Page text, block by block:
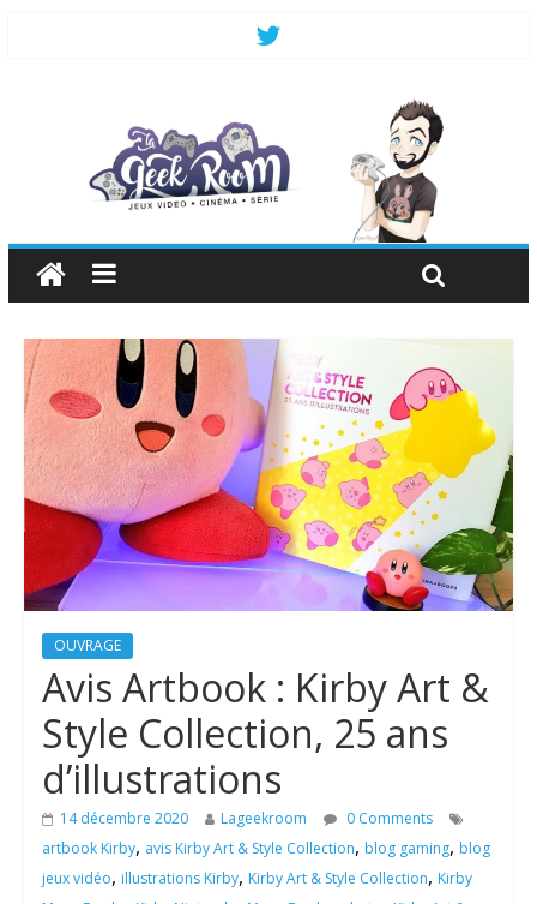
OUVRAGE
Avis Artbook : Kirby Art &
Style Collection, 25 ans
d’illustrations
14 décembre 2020 Lageekroom
0 Comments
artbook Kirby, avis Kirby Art & Style Collection, blog gaming, blog
jeux vidéo, illustrations Kirby, Kirby Art & Style Collection, Kirby